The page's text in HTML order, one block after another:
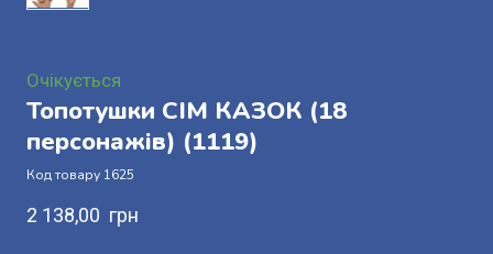
Очікується
Топотушки СІМ КАЗОК (18
персонажів) (1119)
Код товару 1625
2 138,00  грн